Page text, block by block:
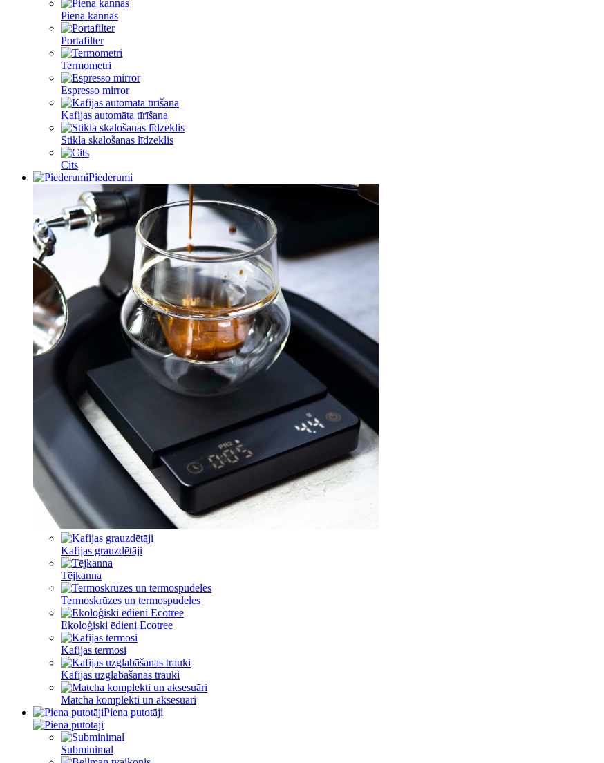
Piena kannas
Portafilter
Termometri
Espresso mirror
Kafijas automāta tīrīšana
Stikla skalošanas līdzeklis
Cits
Piederumi
Kafijas grauzdētāji
Tējkanna
Termoskrūzes un termospudeles
Ekoloģiski ēdieni Ecotree
Kafijas termosi
Kafijas uzglabāšanas trauki
Matcha komplekti un aksesuāri
Piena putotāji
Subminimal